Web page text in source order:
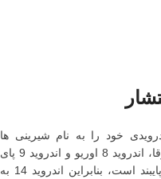
های اندرویدی خود را به نام شیرینی ها
نامگذاری می کرد. این شامل اندروید 7 نوقا، اندروید 8 اوریو و اندروید 9 پای
بود. امروزه گوگل فقط به شماره نسخه پایبند است، بنابراین اندروید 14 به